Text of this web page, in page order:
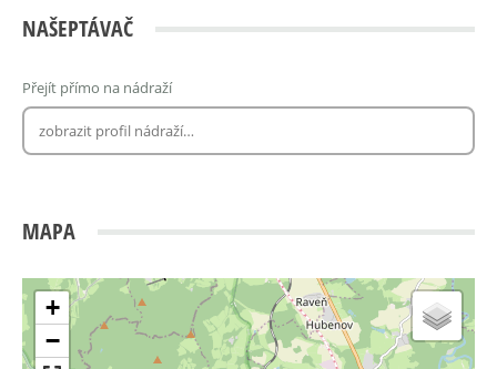
NAŠEPTÁVAČ
Přejít přímo na nádraží
MAPA
+
−